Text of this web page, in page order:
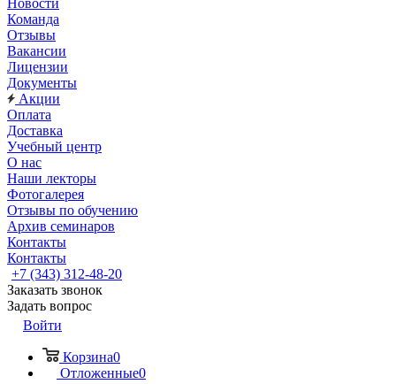
Новости
Команда
Отзывы
Вакансии
Лицензии
Документы
Акции
Оплата
Доставка
Учебный центр
О нас
Наши лекторы
Фотогалерея
Отзывы по обучению
Архив семинаров
Контакты
Контакты
+7 (343) 312-48-20
Заказать звонок
Задать вопрос
Войти
Корзина0
Отложенные0